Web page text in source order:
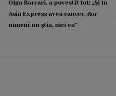
Olga Barcari, a povestit tot: „Și în
Asia Express avea cancer, dar
nimeni nu știa, nici ea”